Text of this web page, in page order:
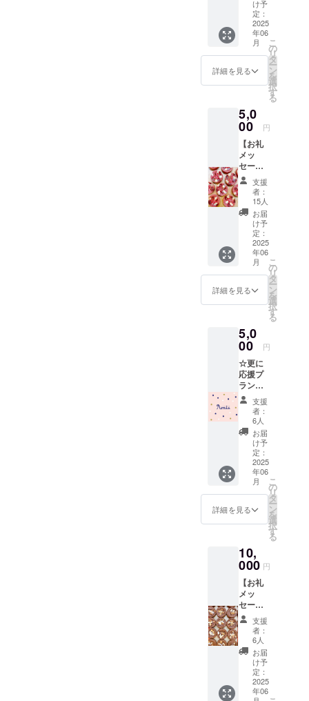
円分を
提供し
ます。
・内容
量：約
50g/
枚 3つ
湿を避
け冷暗
保存 ・
消費期
限もし
くは賞
味期
限：製
造日か
ら約3週
間 ・原
材料、
主原料
の原産
地：日
本 ・添
ギー表
示：
麦、
卵、く
るみ ※
注意事
項※ ＊
店舗で
受け取
ること
も可能
です
(2025.1
2.29ま
来店可
能な方
の場
合、
「店舗
受取」
と備考
欄にご
入力く
ださい
＊ 店舗
受取の
場合も
リター
ン金額
は変わ
ターン
品不要
で応援
して下
さる方
に感謝
の気持
お礼の
メッ
セージ
をお送
りしま
す。 ※
このリ
ターン
は《応
援プラ
ン1000
円》の
リター
ンと同
じ内容
になり
ます。
け予
定：
2025
年06
月
詳細を見る
こ
の
リ
タ
ー
ン
を
選
択
す
る
5,0
00 円
【お礼
メッ
セージ
＋クッ
キー
2000円
分】 を
提供し
ます。
感動の
気持ち
を込め
てお礼
のメッ
セージ
氏オリ
ジナル
のレシ
ピで作
るクッ
キーを
含む
Amis の
焼き菓
子2000
円分を
提供し
ます。
・重
量：約
50g/枚
約6種
湿を避
け冷暗
保存 ・
消費期
限もし
くは賞
味期
限：製
造日か
ら約3週
間 ・原
材料、
主原料
支援
者：
15人
お届
け予
定：
2025
年06
月
詳細を見る
こ
の
リ
タ
ー
ン
を
選
択
す
る
5,0
00 円
☆更に
応援プ
ラン☆
【お礼
のメッ
セー
ジ】 リ
ターン
品不要
で応援
してく
ださる
方に感
謝の気
持ちを
礼の
メッ
セージ
をお送
りしま
す。 ※
このリ
ターン
は《応
援プラ
ン1000
円》の
リター
ンと同
支援
者：
6人
お届
け予
定：
2025
年06
月
詳細を見る
こ
の
リ
タ
ー
ン
を
選
択
す
る
10,
000 円
【お礼
メッ
セー
ジ】＋
【焼き
菓子
2500円
分×2回
お届
け】 ◉感
謝の気
支援
者：
6人
お届
け予
定：
2025
年06